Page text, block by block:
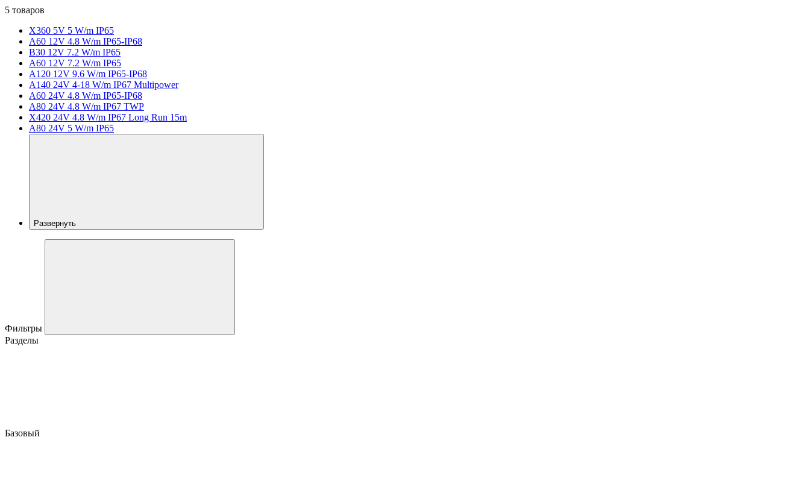
5 товаров
X360 5V 5 W/m IP65
A60 12V 4.8 W/m IP65-IP68
B30 12V 7.2 W/m IP65
A60 12V 7.2 W/m IP65
A120 12V 9.6 W/m IP65-IP68
A140 24V 4-18 W/m IP67 Multipower
A60 24V 4.8 W/m IP65-IP68
A80 24V 4.8 W/m IP67 TWP
X420 24V 4.8 W/m IP67 Long Run 15m
A80 24V 5 W/m IP65
Развернуть
Фильтры
Разделы
Базовый